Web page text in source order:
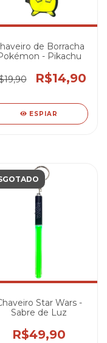
de Borracha
- Pikachu
R$14,90
ESPIAR
Star Wars -
Sabre de Luz
R$49,90